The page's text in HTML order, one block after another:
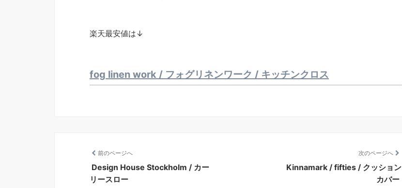
楽天最安値は↓
fog linen work / フォグリネンワーク / キッチンクロス
前のページへ
Design House Stockholm / カー
リースロー
次のページへ
Kinnamark / fifties / クッション
カバー